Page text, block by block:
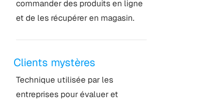
commander des produits en ligne
et de les récupérer en magasin.
Clients mystères
Technique utilisée par les
entreprises pour évaluer et